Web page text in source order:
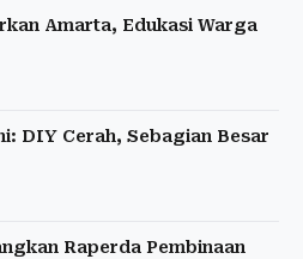
Amarta, Edukasi Warga
DIY Cerah, Sebagian Besar
Raperda Pembinaan